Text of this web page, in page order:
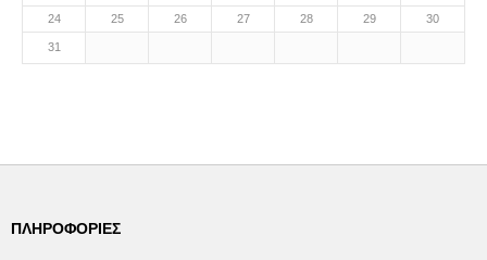
24
25 26 27 28 29 30
31
ΠΛΗΡΟΦΟΡΊΕΣ